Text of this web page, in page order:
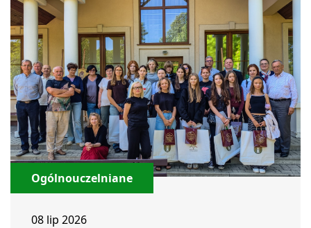
Ogólnouczelniane
08 lip 2026